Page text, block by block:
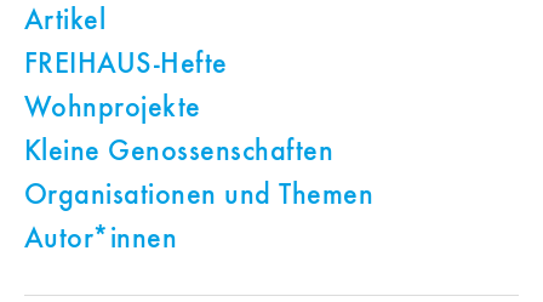
Artikel
FREIHAUS-Hefte
Wohnprojekte
Kleine Genossenschaften
Organisationen und Themen
Autor*innen